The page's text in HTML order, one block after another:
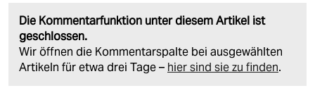
Die Kommentarfunktion unter diesem Artikel ist
geschlossen.
Wir öffnen die Kommentarspalte bei ausgewählten
Artikeln für etwa drei Tage – hier sind sie zu finden.